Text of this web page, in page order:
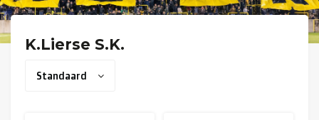
Allemoal Truineer
Alpecin Premier Tech /Fenix Premier Tech
Heroes
K.Lierse S.K.
Standaard